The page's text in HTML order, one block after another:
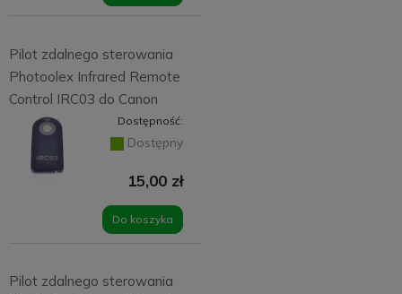
Pilot zdalnego sterowania
Photoolex Infrared Remote
Control IRC03 do Canon
Dostępność:
Dostępny
15,00 zł
Do koszyka
Pilot zdalnego sterowania